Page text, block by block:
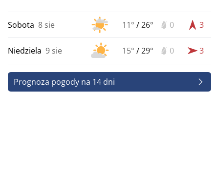
Sobota 8 sie 11° /26° 0 3
Niedziela 9 sie 15° /29° 0 3
Prognoza pogody na 14 dni